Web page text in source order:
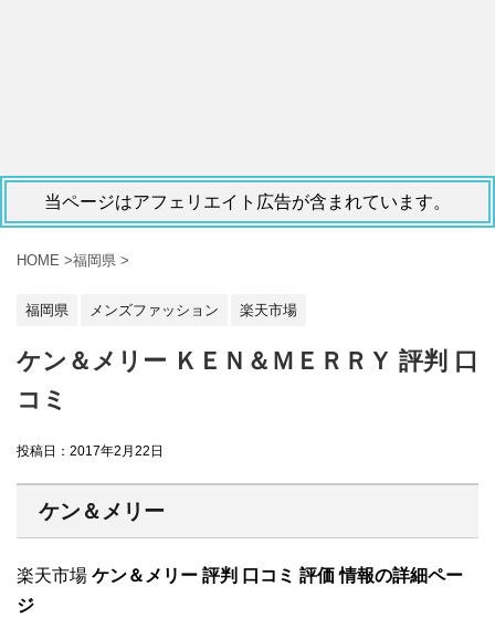
当ページはアフェリエイト広告が含まれています。
HOME >福岡県 >
福岡県 メンズファッション 楽天市場
ケン＆メリー ＫＥＮ＆ＭＥＲＲＹ 評判 口
コミ
投稿日： 2017年2月22日
ケン＆メリー
楽天市場 ケン＆メリー 評判 口コミ 評価 情報の詳細ペー
ジ